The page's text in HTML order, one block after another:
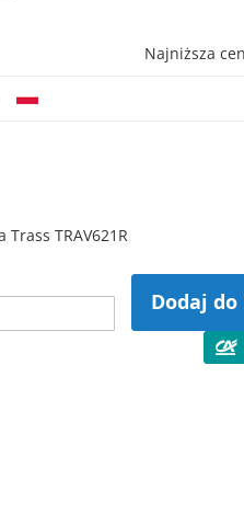
Najniższa
TRAV621R
Dodaj do